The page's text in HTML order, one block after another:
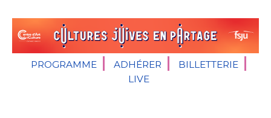
PROGRAMME ADHÉRER
BILLETTERIE
LIVE